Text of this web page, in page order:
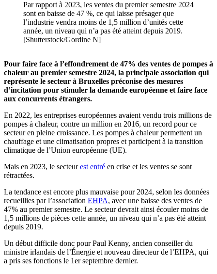
Par rapport à 2023, les ventes du premier semestre 2024
sont en baisse de 47 %, ce qui laisse présager que
l’industrie vendra moins de 1,5 million d’unités cette
année, un niveau qui n’a pas été atteint depuis 2019.
[Shutterstock/Gordine N]
Pour faire face à l’effondrement de 47% des ventes de pompes à
chaleur au premier semestre 2024, la principale association qui
représente le secteur à Bruxelles préconise des mesures
d’incitation pour stimuler la demande européenne et faire face
aux concurrents étrangers.
En 2022, les entreprises européennes avaient vendu trois millions de
pompes à chaleur, contre un million en 2016, un record pour ce
secteur en pleine croissance. Les pompes à chaleur permettent un
chauffage et une climatisation propres et participent à la transition
climatique de l’Union européenne (UE).
Mais en 2023, le secteurest entré en crise et les ventes se sont
rétractées.
La tendance est encore plus mauvaise pour 2024, selon les données
recueillies par l’association EHPA, avec une baisse des ventes de
47% au premier semestre. Le secteur devrait ainsi écouler moins de
1,5 millions de pièces cette année, un niveau qui n’a pas été atteint
depuis 2019.
Un début difficile donc pour Paul Kenny, ancien conseiller du
ministre irlandais de l’Énergie et nouveau directeur de l’EHPA, qui
a pris ses fonctions le 1er septembre dernier.